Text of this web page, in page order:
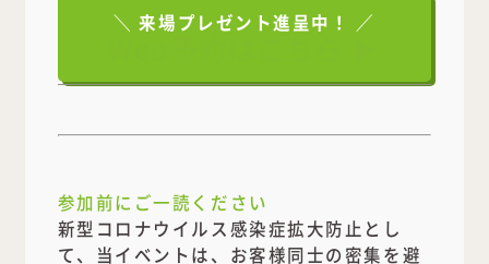
＼ 来場プレゼント進呈中！ ／
参加前にご一読ください
新型コロナウイルス感染症拡大防止とし
て、当イベントは、お客様同士の密集を避